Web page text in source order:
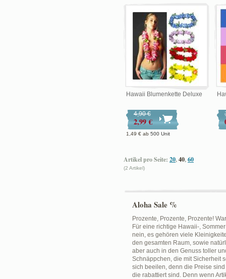
Hawaii Blumenkette Deluxe
4,90 €
2,99 €
1,49 € ab 500 Unit
Artikel pro Seite: 20,40,60
(2 Artikel)
Aloha Sale %
Prozente, Prozente, Prozente!
Für eine richtige Hawaii-,
nein, es gehören viele
den gesamten Raum, sowie
aber auch in den Genuss toller
Schnäppchen, die mit Sicherheit
sich beeilen, denn die Preise
die rabattiert sind. Denn wenn